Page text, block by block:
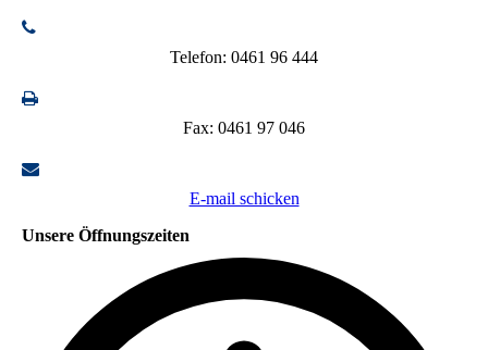
Telefon: 0461 96 444
Fax: 0461 97 046
E-mail schicken
Unsere Öffnungszeiten